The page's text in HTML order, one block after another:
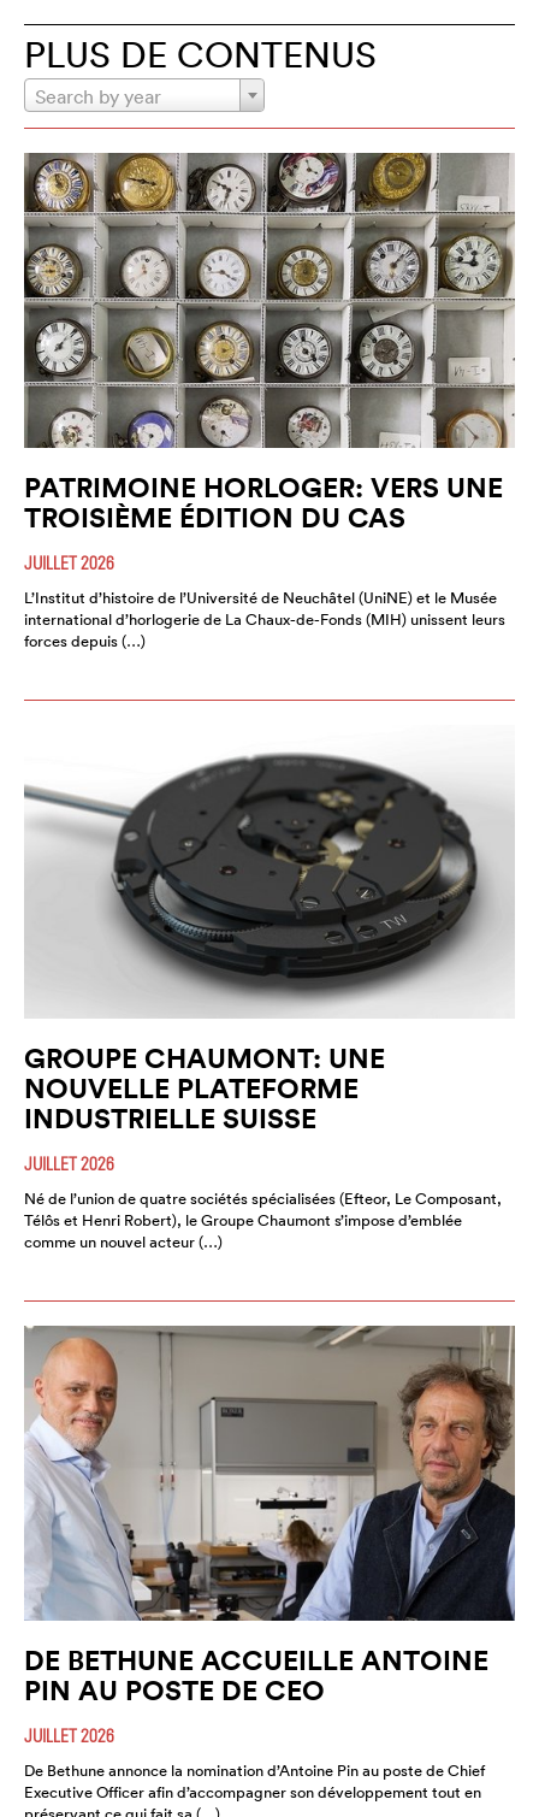
PLUS DE CONTENUS
Search by year
PATRIMOINE HORLOGER: VERS UNE
TROISIÈME ÉDITION DU CAS
JUILLET 2026
L’Institut d’histoire de l’Université de Neuchâtel (UniNE) et le Musée
international d’horlogerie de La Chaux-de-Fonds (MIH) unissent leurs
forces depuis (…)
GROUPE CHAUMONT: UNE
NOUVELLE PLATEFORME
INDUSTRIELLE SUISSE
JUILLET 2026
Né de l’union de quatre sociétés spécialisées (Efteor, Le Composant,
Télôs et Henri Robert), le Groupe Chaumont s’impose d’emblée
comme un nouvel acteur (…)
DE BETHUNE ACCUEILLE ANTOINE
PIN AU POSTE DE CEO
JUILLET 2026
De Bethune annonce la nomination d’Antoine Pin au poste de Chief
Executive Officer afin d’accompagner son développement tout en